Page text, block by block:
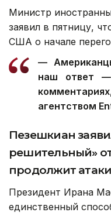
Министр
заявил в пятницу,
США о начале
—
наш ответ
агентством
Пезешкиан
решительный»
продолжит атаки
Президент Ирана
единственный